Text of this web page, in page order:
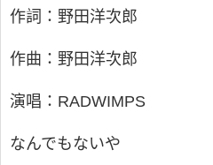
作詞：野田洋次郎
作曲：野田洋次郎
演唱：RADWIMPS
なんでもないや